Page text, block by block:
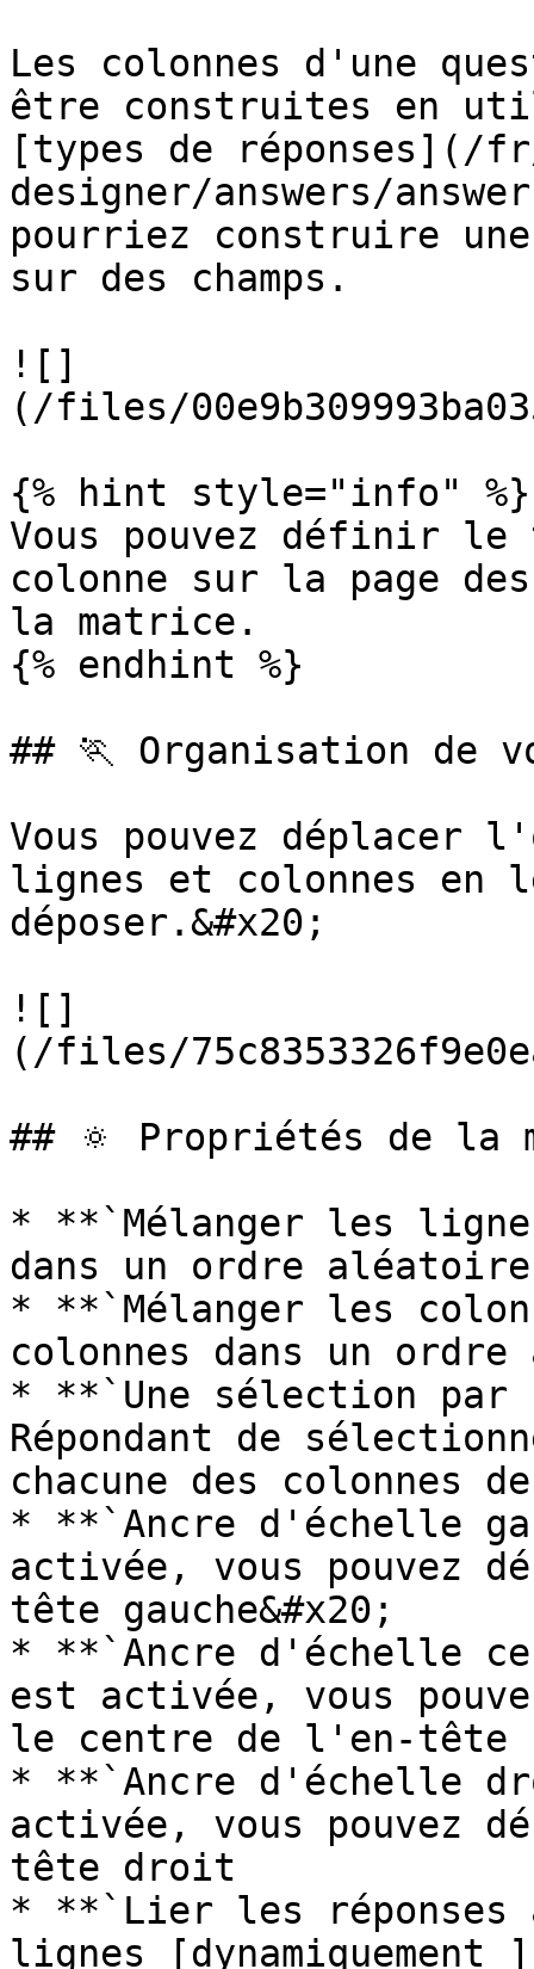
Les colonnes d'une
être construites en
[types de réponses](/fr/
designer/answers/
pourriez construire une
sur des champs.
![]
(/files/
{% hint style="info" %}
Vous pouvez définir le
colonne sur la page
la matrice.
{% endhint %}
## 🏃 Organisation de
Vous pouvez déplacer
lignes et colonnes
déposer.&#x20;
![]
(/files/
## 🔅 Propriétés de la
* **`Mélanger les
dans un ordre
* **`Mélanger les
colonnes dans un
* **`Une sélection par
Répondant de
chacune des colonnes
* **`Ancre d'échelle
activée, vous
tête gauche&#x20;
* **`Ancre d'échelle
est activée, vous
le centre de l'en-tête
* **`Ancre d'échelle
activée, vous
tête droit
* **`Lier les
lignes [dynamiquement